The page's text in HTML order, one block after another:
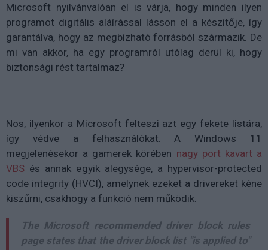
Microsoft nyilvánvalóan el is várja, hogy minden ilyen
programot digitális aláírással lásson el a készítője, így
garantálva, hogy az megbízható forrásból származik. De
mi van akkor, ha egy programról utólag derül ki, hogy
biztonsági rést tartalmaz?
Nos, ilyenkor a Microsoft felteszi azt egy fekete listára,
így védve a felhasználókat. A Windows 11
megjelenésekor a gamerek körében nagy port kavart a
VBS és annak egyik alegysége, a hypervisor-protected
code integrity (HVCI), amelynek ezeket a drivereket kéne
kiszűrni, csakhogy a funkció nem működik.
The Microsoft recommended driver block rules
page states that the driver block list "is applied to"